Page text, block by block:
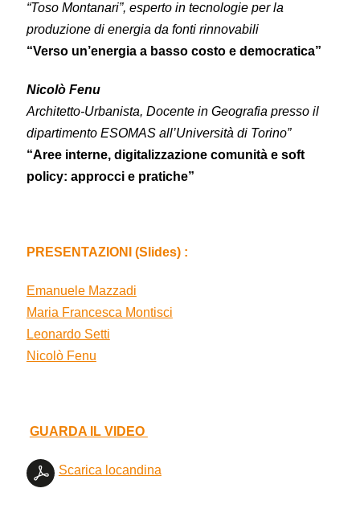
“Toso Montanari”, esperto in tecnologie per la
produzione di energia da fonti rinnovabili
“Verso un’energia a basso costo e democratica”
Nicolò Fenu
Architetto-Urbanista, Docente in Geografia presso il
dipartimento ESOMAS all’Università di Torino”
“Aree interne, digitalizzazione comunità e soft
policy: approcci e pratiche”
PRESENTAZIONI (Slides) :
Emanuele Mazzadi
Maria Francesca Montisci
Leonardo Setti
Nicolò Fenu
GUARDA IL VIDEO
Scarica locandina